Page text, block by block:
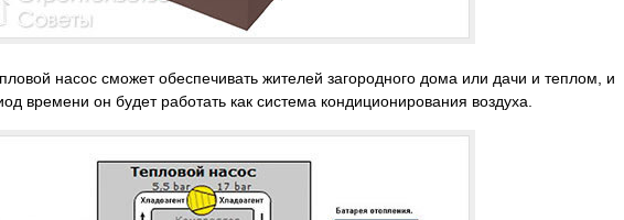
насос сможет обеспечивать жителей загородного дома или дачи и теплом, и
времени он будет работать как система кондиционирования воздуха.